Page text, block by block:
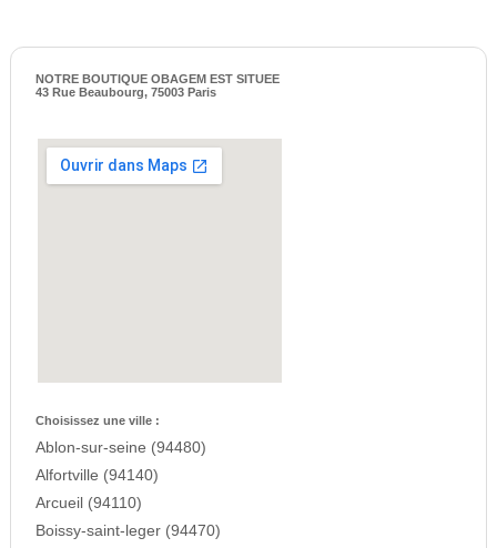
NOTRE BOUTIQUE OBAGEM EST SITUEE
43 Rue Beaubourg, 75003 Paris
Choisissez une ville :
Ablon-sur-seine (94480)
Alfortville (94140)
Arcueil (94110)
Boissy-saint-leger (94470)